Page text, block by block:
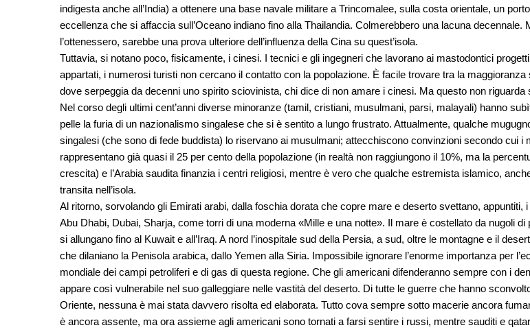
indigesta anche all’India) a ottenere una base navale militare a Trincomalee, sulla costa orientale, un
eccellenza che si affaccia sull’Oceano indiano fino alla Thailandia. Colmerebbero una lacuna decennale.
l’ottenessero, sarebbe una prova ulteriore dell’influenza della Cina su quest’isola.
Tuttavia, si notano poco, fisicamente, i cinesi. I tecnici e gli ingegneri che lavorano ai mastodontici
appartati, i numerosi turisti non cercano il contatto con la popolazione. È facile trovare tra la maggioranza
dove serpeggia da decenni uno spirito sciovinista, chi dice di non amare i cinesi. Ma questo non riguarda
Nel corso degli ultimi cent’anni diverse minoranze (tamil, cristiani, musulmani, parsi, malayali) hanno
pelle la furia di un nazionalismo singalese che si è sentito a lungo frustrato. Attualmente, qualche
singalesi (che sono di fede buddista) lo riservano ai musulmani; attecchiscono convinzioni secondo cui i
rappresentano già quasi il 25 per cento della popolazione (in realtà non raggiungono il 10%, ma la
crescita) e l’Arabia saudita finanzia i centri religiosi, mentre è vero che qualche estremista islamico,
transita nell’isola.
Al ritorno, sorvolando gli Emirati arabi, dalla foschia dorata che copre mare e deserto svettano, appuntiti,
Abu Dhabi, Dubai, Sharja, come torri di una moderna «Mille e una notte». Il mare è costellato da nugoli di
si allungano fino al Kuwait e all’Iraq. A nord l’inospitale sud della Persia, a sud, oltre le montagne e il
che dilaniano la Penisola arabica, dallo Yemen alla Siria. Impossibile ignorare l’enorme importanza per
mondiale dei campi petroliferi e di gas di questa regione. Che gli americani difenderanno sempre con i
appare così vulnerabile nel suo galleggiare nelle vastità del deserto. Di tutte le guerre che hanno
Oriente, nessuna è mai stata davvero risolta ed elaborata. Tutto cova sempre sotto macerie ancora
è ancora assente, ma ora assieme agli americani sono tornati a farsi sentire i russi, mentre sauditi e